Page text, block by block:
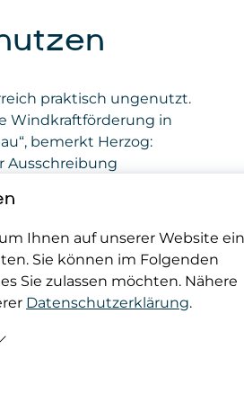
praktisch ungenutzt.
Windkraftförderung in
bemerkt Herzog:
Ausschreibung
im oberen
es vier sein. „Als
Pionier wollen wir die
die Errichtung von
Österreichs
von einfacheren
Ihnen auf unserer Website ein
Sie können im Folgenden
Sie zulassen möchten. Nähere
Datenschutzerklärung.
werden diese in den Cookies